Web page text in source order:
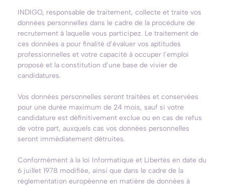
INDIGO, responsable de traitement, collecte et traite vos
données personnelles dans le cadre de la procédure de
recrutement à laquelle vous participez. Le traitement de
ces données a pour finalité d’évaluer vos aptitudes
professionnelles et votre capacité à occuper l’emploi
proposé et la constitution d’une base de vivier de
candidatures.
Vos données personnelles seront traitées et conservées
pour une durée maximum de 24 mois, sauf si votre
candidature est définitivement exclue ou en cas de refus
de votre part, auxquels cas vos données personnelles
seront immédiatement détruites.
Conformément à la loi Informatique et Libertés en date du
6 juillet 1978 modifiée, ainsi que dans le cadre de la
réglementation européenne en matière de données à